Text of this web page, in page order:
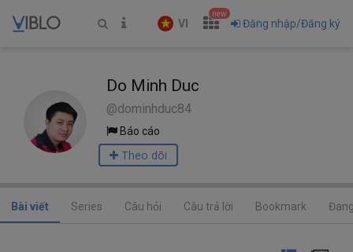
VI
new
Đăng nhập/Đăng ký
Do Minh Duc
@dominhduc84
Báo cáo
Theo dõi
Bài viết Series Câu hỏi Câu trả lời Bookmark